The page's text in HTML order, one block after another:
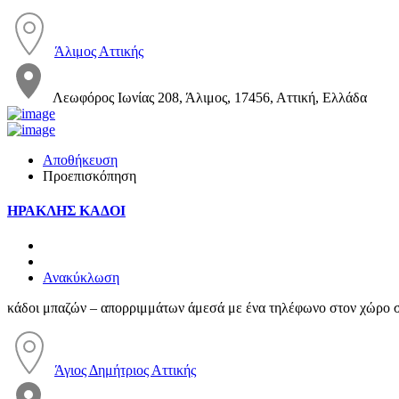
Άλιμος Αττικής
Λεωφόρος Ιωνίας 208, Άλιμος, 17456, Αττική, Ελλάδα
Αποθήκευση
Προεπισκόπηση
ΗΡΑΚΛΗΣ ΚΑΔΟΙ
Ανακύκλωση
κάδοι μπαζών – απορριμμάτων άμεσά με ένα τηλέφωνο στον χώρο
Άγιος Δημήτριος Αττικής